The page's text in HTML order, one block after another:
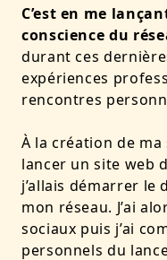
C’est en me
conscience du
durant ces
expériences
rencontres
À la création de
lancer un site web
j’allais démarrer le
mon réseau. J’ai
sociaux puis j’ai
personnels du